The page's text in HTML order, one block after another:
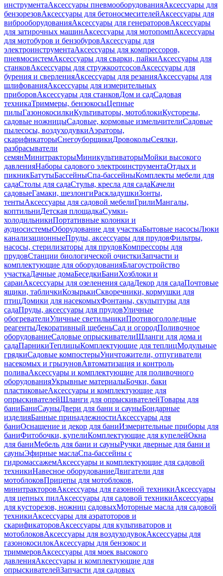
инструментаАксессуары пневмооборудованияАксессуары для
бензорезовАксессуары для бетоносмесителейАксессуары для
виброоборудованияАксессуары для генераторовАксессуары
для затирочных машинАксессуары для мотопомпАксессуары
для мотобуров и бензобуровАксессуары для
электроинструментаАксессуары для компрессоров,
пневмосистемАксессуары для сварки, пайкиАксессуары для
станковАксессуары для стружкоотсосовАксессуары для
бурения и сверленияАксессуары для резанияАксессуары для
шлифованияАксессуары для измерительных
приборовАксессуары для станковДом и садСадовая
техникаТриммеры, бензокосыЦепные
пилыГазонокосилкиКультиваторы, мотоблокиКусторезы,
садовые ножницыСадовые, кормовые измельчителиСадовые
пылесосы, воздуходувкиАэраторы,
скарификаторыСнегоуборщикиДровоколыСеялки,
разбрасыватели
семянМинитракторыМиникультиваторыМойки высокого
давленияНаборы садового электроинструментаОтдых и
пикникБатутыБассейныСпа-бассейныКомплекты мебели для
садаСтолы для садаСтулья, кресла для садаКачели
садовыеГамаки, шезлонгиРаскладушкиЗонты,
тентыАксессуары для садовой мебелиГрилиМангалы,
коптильниДетская площадкаСумки-
холодильникиПортативные колонки и
аудиосистемыОборудование для участкаБытовые насосыЛюки
канализационныеПруды, аксессуары для прудовФильтры,
насосы, стерилизаторы для прудовКомпрессоры для
прудовСтанции биологической очисткиЗапчасти и
комплектующие для оборудованияБлагоустройство
участкаДачные домаБеседкиБаниХозблоки и
сараиАксессуары для озеленения садаДекор для садаПочтовые
ящики, табличкиКозырькиСкворечники, кормушки для
птицДомики для насекомыхФонтаны, скульптуры для
садаПруды, аксессуары для прудовУличные
обогревателиУличные светильникиПротивогололедные
реагентыДекоративный щебеньСад и огородПоливочное
оборудованиеСадовые опрыскивателиШланги для дома и
садаПарникиТеплицыКомплектующие для теплицМодульные
грядкиСадовые компостерыУничтожители, отпугиватели
насекомых и грызуновАвтоматизация и контроль
поливаАксессуары и комплектующие для поливочного
оборудованияУкрывные материалыБочки, баки
пластиковыеАксессуары и комплектующие для
опрыскивателейШланги для опрыскивателейТовары для
баниБаниСауныДвери для бани и сауныБондарные
изделияБанные принадлежностиАксессуары для
баниОснащение и декор для баниИзмерительные приборы для
баниФитобочки, купелиКомплектующие для купелейОкна
для баниМебель для бани и сауныРучки дверные для бани и
сауныЭфирные маслаСпа-бассейны с
гидромассажемАксессуары и комплектующие для садовой
техникиНавесное оборудованиеДвигатели для
мотоблоковПрицепы для мотоблоков,
минитракторовАксессуары для газонной техникиАксессуары
для цепных пилАксессуары для садовой техникиАксессуары
для кусторезов, ножниц садовыхМоторные масла для садовой
техникиАксессуары для аэратоторов и
скарификаторовАксессуары для культиваторов и
мотоблоковАксессуары для воздуходувокАксессуары для
газонокосилокАксессуары для бензокос и
триммеровАксессуары для моек высокого
давленияАксессуары и комплектующие для
опрыскивателейЗапчасти для садовых